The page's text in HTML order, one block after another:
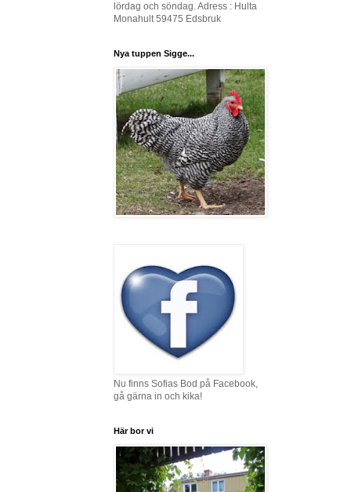
lördag och söndag. Adress : Hulta
Monahult 59475 Edsbruk
Nya tuppen Sigge...
Nu finns Sofias Bod på Facebook,
gå gärna in och kika!
Här bor vi